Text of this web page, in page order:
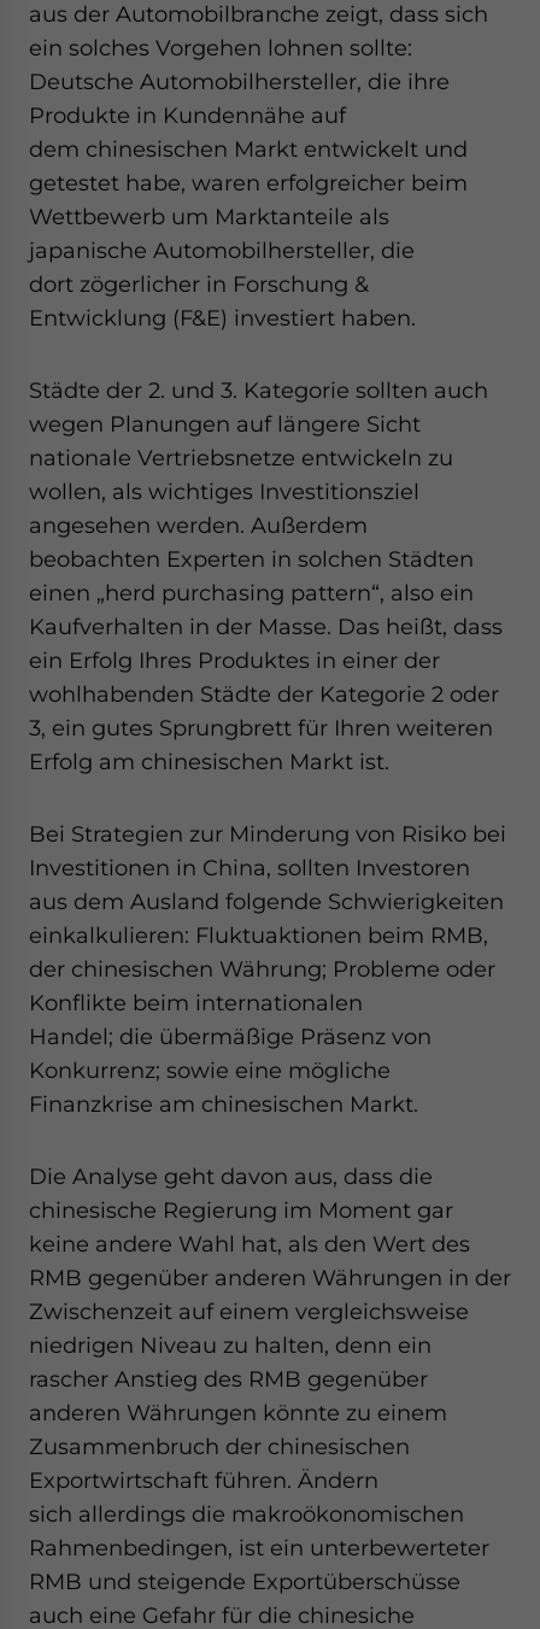
aus der Automobilbranche zeigt, dass sich
ein solches Vorgehen lohnen sollte:
Deutsche Automobilhersteller, die ihre
Produkte in Kundennähe auf
dem chinesischen Markt entwickelt und
getestet habe, waren erfolgreicher beim
Wettbewerb um Marktanteile als
japanische Automobilhersteller, die
dort zögerlicher in Forschung &
Entwicklung (F&E) investiert haben.
Städte der 2. und 3. Kategorie sollten auch
wegen Planungen auf längere Sicht
nationale Vertriebsnetze entwickeln zu
wollen, als wichtiges Investitionsziel
angesehen werden. Außerdem
beobachten Experten in solchen Städten
einen „herd purchasing pattern“, also ein
Kaufverhalten in der Masse. Das heißt, dass
ein Erfolg Ihres Produktes in einer der
wohlhabenden Städte der Kategorie 2 oder
3, ein gutes Sprungbrett für Ihren weiteren
Erfolg am chinesischen Markt ist.
Bei Strategien zur Minderung von Risiko bei
Investitionen in China, sollten Investoren
aus dem Ausland folgende Schwierigkeiten
einkalkulieren: Fluktuaktionen beim RMB,
der chinesischen Währung; Probleme oder
Konflikte beim internationalen
Handel; die übermäßige Präsenz von
Konkurrenz; sowie eine mögliche
Finanzkrise am chinesischen Markt.
Die Analyse geht davon aus, dass die
chinesische Regierung im Moment gar
keine andere Wahl hat, als den Wert des
RMB gegenüber anderen Währungen in der
Zwischenzeit auf einem vergleichsweise
niedrigen Niveau zu halten, denn ein
rascher Anstieg des RMB gegenüber
anderen Währungen könnte zu einem
Zusammenbruch der chinesischen
Exportwirtschaft führen. Ändern
sich allerdings die makroökonomischen
Rahmenbedingen, ist ein unterbewerteter
RMB und steigende Exportüberschüsse
auch eine Gefahr für die chinesiche